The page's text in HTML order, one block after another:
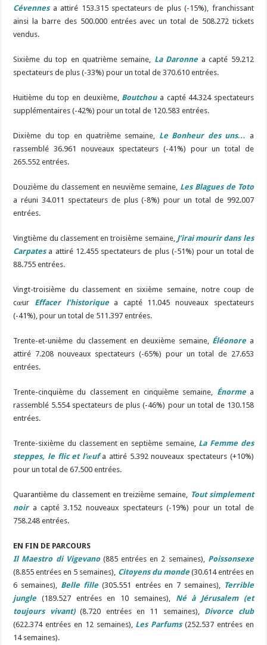
Cévennes a attiré 153.315 spectateurs de plus (-15%), franchissant
ainsi la barre des 500.000 entrées avec un total de 508.272 tickets
vendus.
Sixième du top en quatrième semaine, La Daronne a capté 59.212
spectateurs de plus (-33%) pour un total de 370.610 entrées.
Huitième du top en deuxième, Boutchoua capté 44.324 spectateurs
supplémentaires (-42%) pour un total de 120.583 entrées.
Dixième du top en quatrième semaine, Le Bonheur des uns… a
rassemblé 36.961 nouveaux spectateurs (-41%) pour un total de
265.552 entrées.
Douzième du classement en neuvième semaine, Les Blagues de Toto
a réuni 34.011 spectateurs de plus (-8%) pour un total de 992.007
entrées.
Vingtième du classement en troisième semaine, J’irai mourir dans les
Carpates a attiré 12.455 spectateurs de plus (-51%) pour un total de
88.755 entrées.
Vingt-troisième du classement en sixième semaine, notre coup de
cœur Effacer l’historiquea capté 11.045 nouveaux spectateurs
(-41%), pour un total de 511.397 entrées.
Trente-et-unième du classement en deuxième semaine, Éléonore a
attiré 7.208 nouveaux spectateurs (-65%) pour un total de 27.653
entrées.
Trente-cinquième du classement en cinquième semaine, Énormea
rassemblé 5.554 spectateurs de plus (-46%) pour un total de 130.158
entrées.
Trente-sixième du classement en septième semaine, La Femme des
steppes, le flic et l’œufa attiré 5.392 nouveaux spectateurs (+10%)
pour un total de 67.500 entrées.
Quarantième du classement en treizième semaine,
Tout simplement
noira capté 3.152 nouveaux spectateurs (-19%) pour un total de
758.248 entrées.
EN FIN DE PARCOURS
Il Maestro di Vigevano (885 entrées en 2 semaines), Poissonsexe
(8.855 entrées en 5 semaines), Citoyens du monde(30.614 entrées en
6 semaines), Belle fille (305.551 entrées en 7 semaines),
Terrible
jungle (189.527 entrées en 10 semaines), Né à Jérusalem (et
toujours vivant) (8.720 entrées en 11 semaines), Divorce club
(622.374 entrées en 12 semaines), Les Parfums (252.537 entrées en
14 semaines).